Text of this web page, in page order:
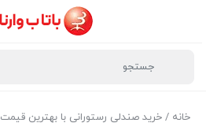
خانه / خرید صندلی رستورانی با بهترین قیمت